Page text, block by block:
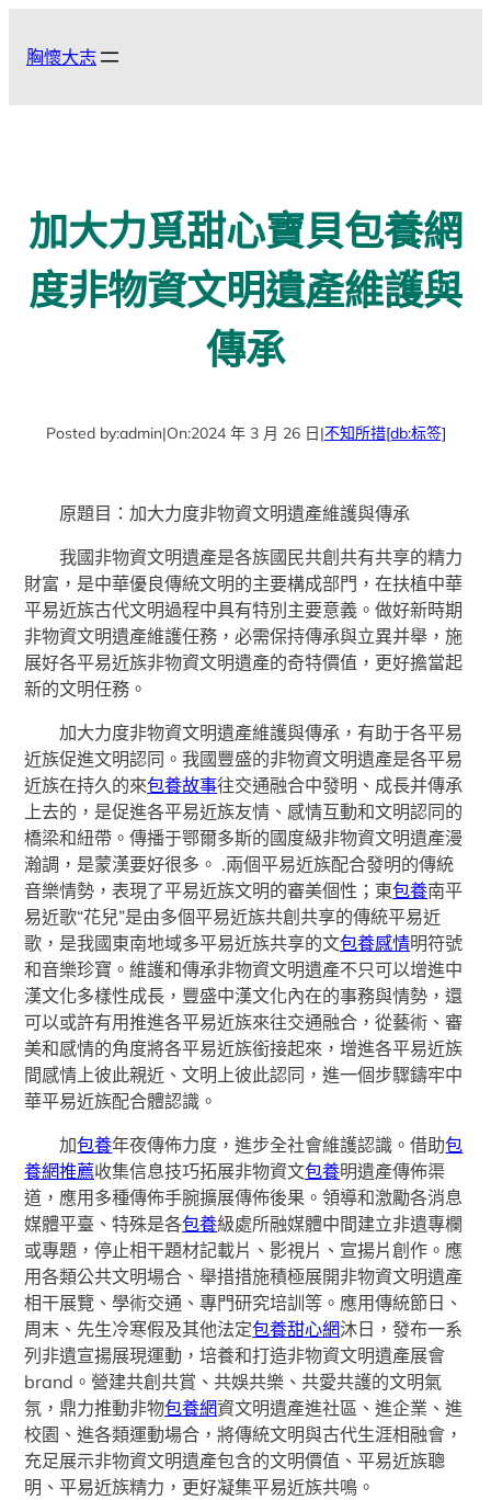
胸懷大志
加大力覓甜心寶貝包養網
度非物資文明遺產維護與
傳承
Posted by:admin|On:2024 年 3 月 26 日|不知所措[db:标签]
原題目：加大力度非物資文明遺產維護與傳承
我國非物資文明遺產是各族國民共創共有共享的精力
財富，是中華優良傳統文明的主要構成部門，在扶植中華
平易近族古代文明過程中具有特別主要意義。做好新時期
非物資文明遺產維護任務，必需保持傳承與立異并舉，施
展好各平易近族非物資文明遺產的奇特價值，更好擔當起
新的文明任務。
加大力度非物資文明遺產維護與傳承，有助于各平易
近族促進文明認同。我國豐盛的非物資文明遺產是各平易
近族在持久的來包養故事往交通融合中發明、成長并傳承
上去的，是促進各平易近族友情、感情互動和文明認同的
橋梁和紐帶。傳播于鄂爾多斯的國度級非物資文明遺產漫
瀚調，是蒙漢要好很多。 .兩個平易近族配合發明的傳統
音樂情勢，表現了平易近族文明的審美個性；東包養南平
易近歌“花兒”是由多個平易近族共創共享的傳統平易近
歌，是我國東南地域多平易近族共享的文包養感情明符號
和音樂珍寶。維護和傳承非物資文明遺產不只可以增進中
漢文化多樣性成長，豐盛中漢文化內在的事務與情勢，還
可以或許有用推進各平易近族來往交通融合，從藝術、審
美和感情的角度將各平易近族銜接起來，增進各平易近族
間感情上彼此親近、文明上彼此認同，進一個步驟鑄牢中
華平易近族配合體認識。
加包養年夜傳佈力度，進步全社會維護認識。借助包
養網推薦收集信息技巧拓展非物資文包養明遺產傳佈渠
道，應用多種傳佈手腕擴展傳佈後果。領導和激勵各消息
媒體平臺、特殊是各包養級處所融媒體中間建立非遺專欄
或專題，停止相干題材記載片、影視片、宣揚片創作。應
用各類公共文明場合、舉措措施積極展開非物資文明遺產
相干展覽、學術交通、專門研究培訓等。應用傳統節日、
周末、先生冷寒假及其他法定包養甜心網沐日，發布一系
列非遺宣揚展現運動，培養和打造非物資文明遺產展會
brand。營建共創共賞、共娛共樂、共愛共護的文明氣
氛，鼎力推動非物包養網資文明遺產進社區、進企業、進
校園、進各類運動場合，將傳統文明與古代生涯相融會，
充足展示非物資文明遺產包含的文明價值、平易近族聰
明、平易近族精力，更好凝集平易近族共鳴。